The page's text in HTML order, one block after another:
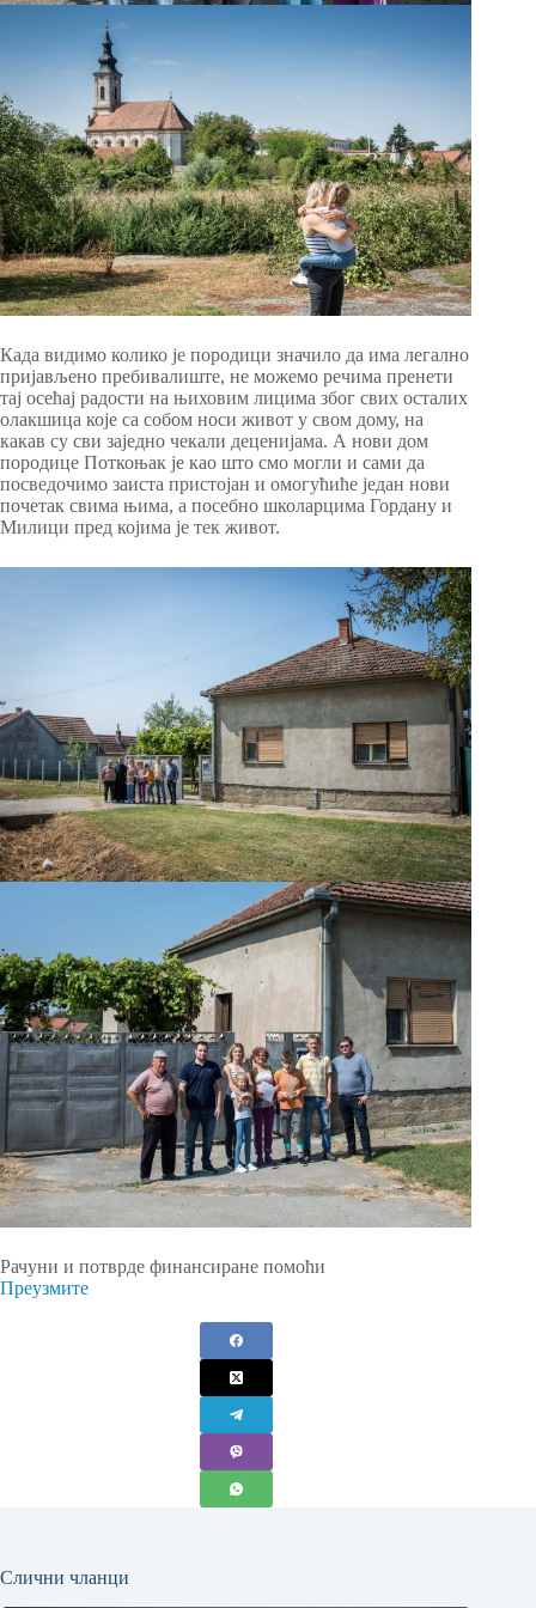
Када видимо колико је породици значило да има легално
пријављено пребивалиште, не можемо речима пренети
тај осећај радости на њиховим лицима због свих осталих
олакшица које са собом носи живот у свом дому, на
какав су сви заједно чекали деценијама. А нови дом
породице Поткоњак је као што смо могли и сами да
посведочимо заиста пристојан и омогућиће један нови
почетак свима њима, а посебно школарцима Гордану и
Милици пред којима је тек живот.
Рачуни и потврде финансиране помоћи
Преузмите
Слични чланци